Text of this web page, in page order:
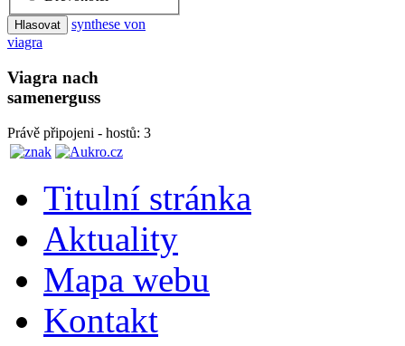
synthese von
viagra
Viagra nach
samenerguss
Právě připojeni - hostů: 3
Titulní stránka
Aktuality
Mapa webu
Kontakt